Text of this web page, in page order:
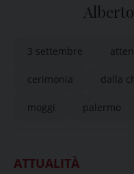
3 settembre
cerimonia dalla
moggi palermo
ATTUALITÀ